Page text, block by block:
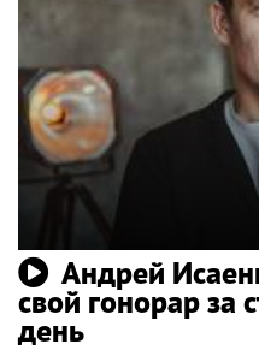
Андрей
свой гонорар за
день